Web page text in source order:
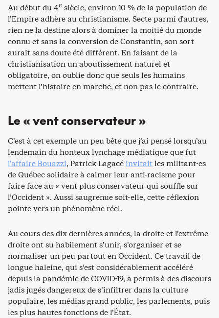
Au début du 4e siècle, environ 10 % de la population de
l’Empire adhère au christianisme. Secte parmi d’autres,
rien ne la destine alors à dominer la moitié du monde
connu et sans la conversion de Constantin, son sort
aurait sans doute été différent. En faisant de la
christianisation un aboutissement naturel et
obligatoire, on oublie donc que seuls les humains
mettent l’histoire en marche, et non pas le contraire.
Le « vent conservateur »
C’est à cet exemple un peu bête que j’ai pensé lorsqu’au
lendemain du honteux lynchage médiatique que fut
l’affaire Bouazzi, Patrick Lagacéinvitaitles militant·es
de Québec solidaire à calmer leur anti-racisme pour
faire face au « vent plus conservateur qui souffle sur
l’Occident ». Aussi saugrenue soit-elle, cette réflexion
pointe vers un phénomène réel.
Au cours des dix dernières années, la droite et l’extrême
droite ont su habilement s’unir, s’organiser et se
normaliser un peu partout en Occident. Ce travail de
longue haleine, qui s’est considérablement accéléré
depuis la pandémie de COVID-19, a permis à des discours
jadis jugés dangereux de s’infiltrer dans la culture
populaire, les médias grand public, les parlements, puis
les plus hautes fonctions de l’État.